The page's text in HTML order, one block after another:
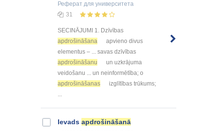
Реферат для университета
31
SECINĀJUMI 1. Dzīvības
apdrošināšana
apvieno divus
elementus – ... savas dzīvības
apdrošināšanu
un uzkrājuma
veidošanu ... un neinformētība; o
apdrošināšanas
izglītības trūkums;
...
Ievads apdrošināšanā